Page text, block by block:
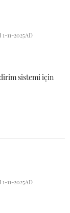
11-2025AD
sistemi için
11-2025AD